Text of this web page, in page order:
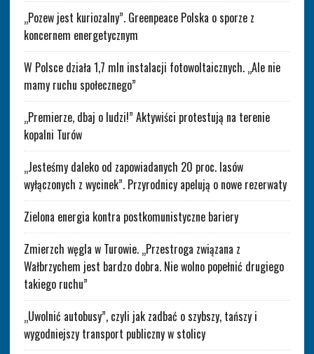
„Pozew jest kuriozalny”. Greenpeace Polska o sporze z
koncernem energetycznym
W Polsce działa 1,7 mln instalacji fotowoltaicznych. „Ale nie
mamy ruchu społecznego”
„Premierze, dbaj o ludzi!” Aktywiści protestują na terenie
kopalni Turów
„Jesteśmy daleko od zapowiadanych 20 proc. lasów
wyłączonych z wycinek”. Przyrodnicy apelują o nowe rezerwaty
Zielona energia kontra postkomunistyczne bariery
Zmierzch węgla w Turowie. „Przestroga związana z
Wałbrzychem jest bardzo dobra. Nie wolno popełnić drugiego
takiego ruchu”
„Uwolnić autobusy”, czyli jak zadbać o szybszy, tańszy i
wygodniejszy transport publiczny w stolicy